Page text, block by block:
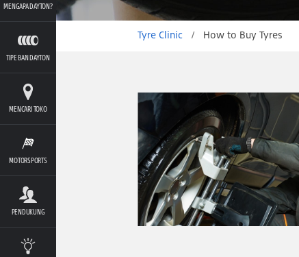
MENGAPA DAYTON?
TIPE BAN DAYTON
MENCARI TOKO
MOTORSPORTS
PENDUKUNG
Tyre Clinic / How to Buy Tyres